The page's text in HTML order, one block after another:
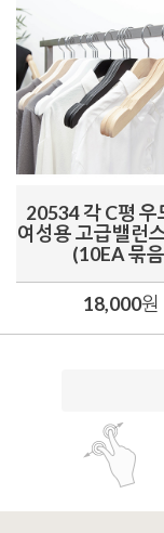
20534 각 C평 우
여성용 고급밸런
(10EA 묶
18,000원